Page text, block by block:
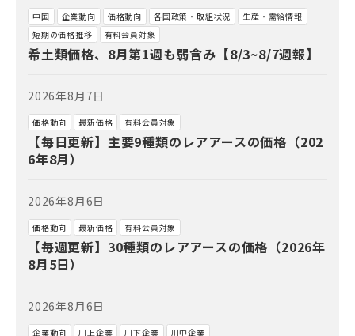
中国 企業動向 価格動向 各国政策・取組状況
生産・需給情報
短期の価格推移
有料会員対象
希土類価格、8月第1週も弱含み【8/3~8/7週報】
2026年8月7日
価格動向 最新価格 有料会員対象
【毎日更新】主要9種類のレアアースの価格（202
6年8月）
2026年8月6日
価格動向 最新価格 有料会員対象
【毎週更新】30種類のレアアースの価格（2026年
8月5日）
2026年8月6日
企業動向 川上企業 川下企業 川中企業